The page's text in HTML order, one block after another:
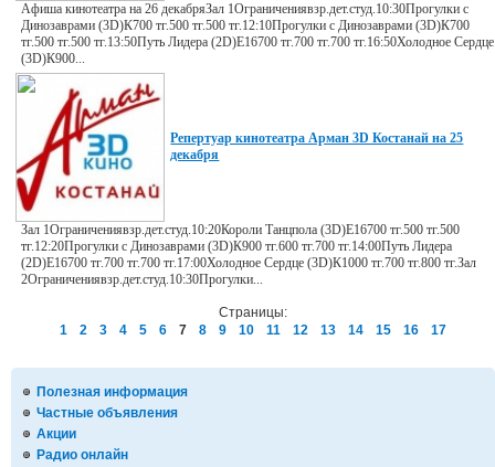
Полезная информация
Частные объявления
Акции
Радио онлайн
Афиша кинотеатра на 26 декабряЗал 1Ограничениявзр.дет.студ.10:30Прогулки с
Динозаврами (3D)К700 тг.500 тг.500 тг.12:10Прогулки с Динозаврами (3D)К700
тг.500 тг.500 тг.13:50Путь Лидера (2D)E16700 тг.700 тг.700 тг.16:50Холодное Сердце
(3D)К900...
Репертуар кинотеатра Арман 3D Костанай на 25
декабря
Зал 1Ограничениявзр.дет.студ.10:20Короли Танцпола (3D)E16700 тг.500 тг.500
тг.12:20Прогулки с Динозаврами (3D)К900 тг.600 тг.700 тг.14:00Путь Лидера
(2D)E16700 тг.700 тг.700 тг.17:00Холодное Сердце (3D)К1000 тг.700 тг.800 тг.Зал
2Ограничениявзр.дет.студ.10:30Прогулки...
Страницы:
1
2 3 4 5 6 7 8 9 10 11 12 13 14 15 16 17